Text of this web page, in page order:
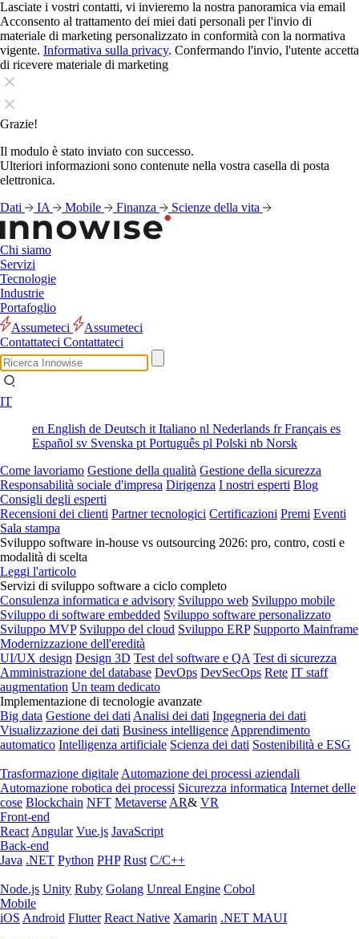
Lasciate i vostri contatti, vi invieremo la nostra panoramica via email
Acconsento al trattamento dei miei dati personali per l'invio di
materiale di marketing personalizzato in conformità con la normativa
vigente. Informativa sulla privacy. Confermando l'invio, l'utente accetta
di ricevere materiale di marketing
Grazie!
Il modulo è stato inviato con successo.
Ulteriori informazioni sono contenute nella vostra casella di posta
elettronica.
Dati
IA Mobile Finanza Scienze della vita
Chi siamo
Servizi
Tecnologie
Industrie
Portafoglio
Assumeteci
Assumeteci
Contattateci Contattateci
IT
en English de Deutsch it Italiano nl Nederlands frFrançais es
Español sv Svenska pt Português pl Polski nb Norsk
Come lavoriamo Gestione della qualità Gestione della sicurezza
Responsabilità sociale d'impresa Dirigenza I nostri esperti Blog
Consigli degli esperti
Recensioni dei clienti Partner tecnologici Certificazioni Premi Eventi
Sala stampa
Sviluppo software in-house vs outsourcing 2026: pro, contro, costi e
modalità di scelta
Leggi l'articolo
Servizi di sviluppo software a ciclo completo
Consulenza informatica e advisory Sviluppo web Sviluppo mobile
Sviluppo di software embedded Sviluppo software personalizzato
Sviluppo MVP Sviluppo del cloud Sviluppo ERP Supporto Mainframe
Modernizzazione dell'eredità
UI/UX design Design 3D Test del software e QA Test di sicurezza
Amministrazione del database DevOps DevSecOps Rete IT staff
augmentation Un team dedicato
Implementazione di tecnologie avanzate
Big data Gestione dei dati Analisi dei dati Ingegneria dei dati
Visualizzazione dei dati Business intelligence Apprendimento
automatico Intelligenza artificiale Scienza dei dati Sostenibilità e ESG
Trasformazione digitale Automazione dei processi aziendali
Automazione robotica dei processi Sicurezza informatica Internet delle
cose Blockchain NFT Metaverse AR& VR
Front-end
React Angular Vue.js JavaScript
Back-end
Java .NET Python PHP Rust C/C++
Node.js Unity Ruby Golang Unreal Engine Cobol
Mobile
iOS Android Flutter React Native Xamarin .NET MAUI